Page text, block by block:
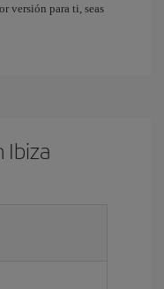
versión para ti, seas
Ibiza